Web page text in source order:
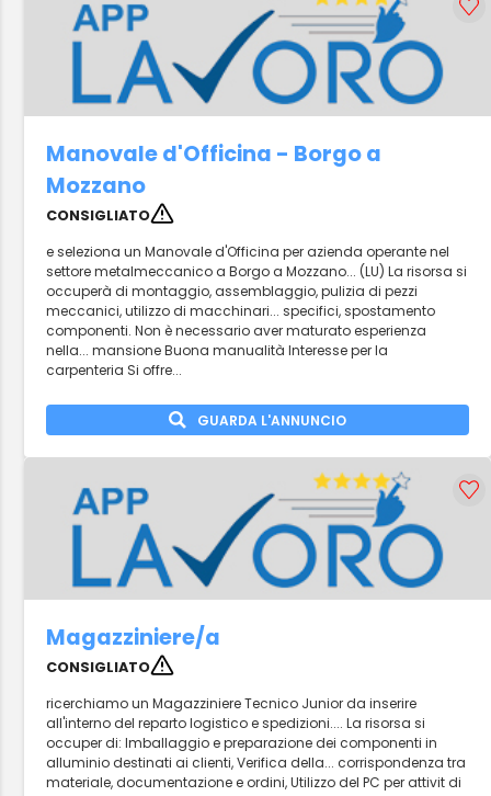
Manovale d'Officina - Borgo a
Mozzano
CONSIGLIATO
e seleziona un Manovale d'Officina per azienda operante nel
settore metalmeccanico a Borgo a Mozzano... (LU) La risorsa si
occuperà di montaggio, assemblaggio, pulizia di pezzi
meccanici, utilizzo di macchinari... specifici, spostamento
componenti. Non è necessario aver maturato esperienza
nella... mansione Buona manualità Interesse per la
carpenteria Si offre...
GUARDA L'ANNUNCIO
Magazziniere/a
CONSIGLIATO
ricerchiamo un Magazziniere Tecnico Junior da inserire
all'interno del reparto logistico e spedizioni.... La risorsa si
occuper di: Imballaggio e preparazione dei componenti in
alluminio destinati ai clienti, Verifica della... corrispondenza tra
materiale, documentazione e ordini, Utilizzo del PC per attivit di